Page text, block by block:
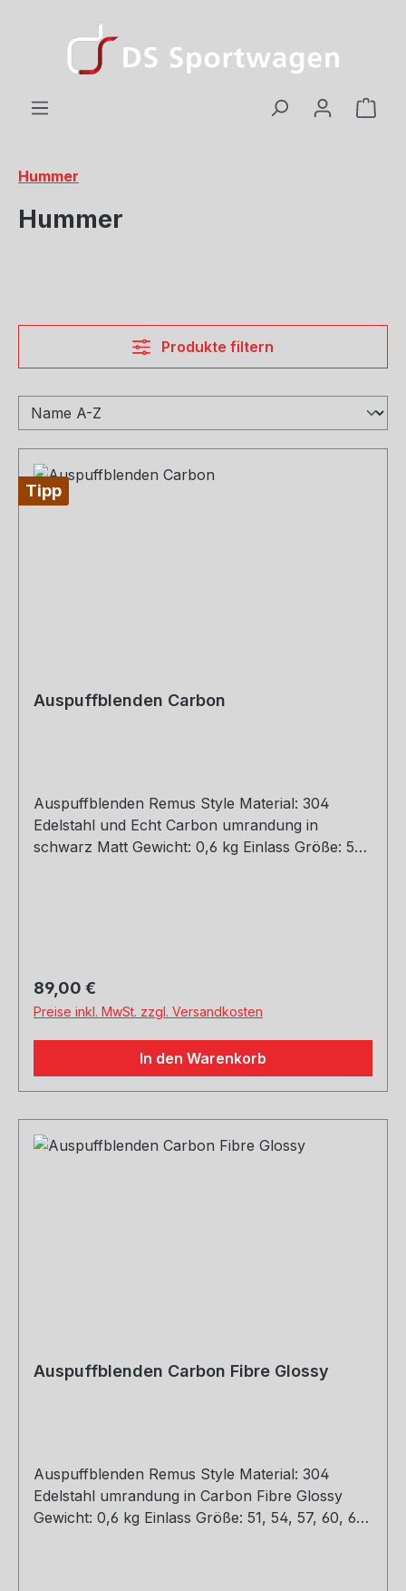
Zum Hauptinhalt springen
Hummer
Hummer
Produkte filtern
Tipp
Auspuffblenden Carbon
Auspuffblenden Remus Style Material: 304
Edelstahl und Echt Carbon umrandung in
schwarz Matt Gewicht: 0,6 kg Einlass Größe: 51,
Regulärer Preis:
89,00 €
Preise inkl. MwSt. zzgl. Versandkosten
In den Warenkorb
Auspuffblenden Carbon Fibre Glossy
Auspuffblenden Remus Style Material: 304
Edelstahl umrandung in Carbon Fibre Glossy
Gewicht: 0,6 kg Einlass Größe: 51, 54, 57, 60, 63,